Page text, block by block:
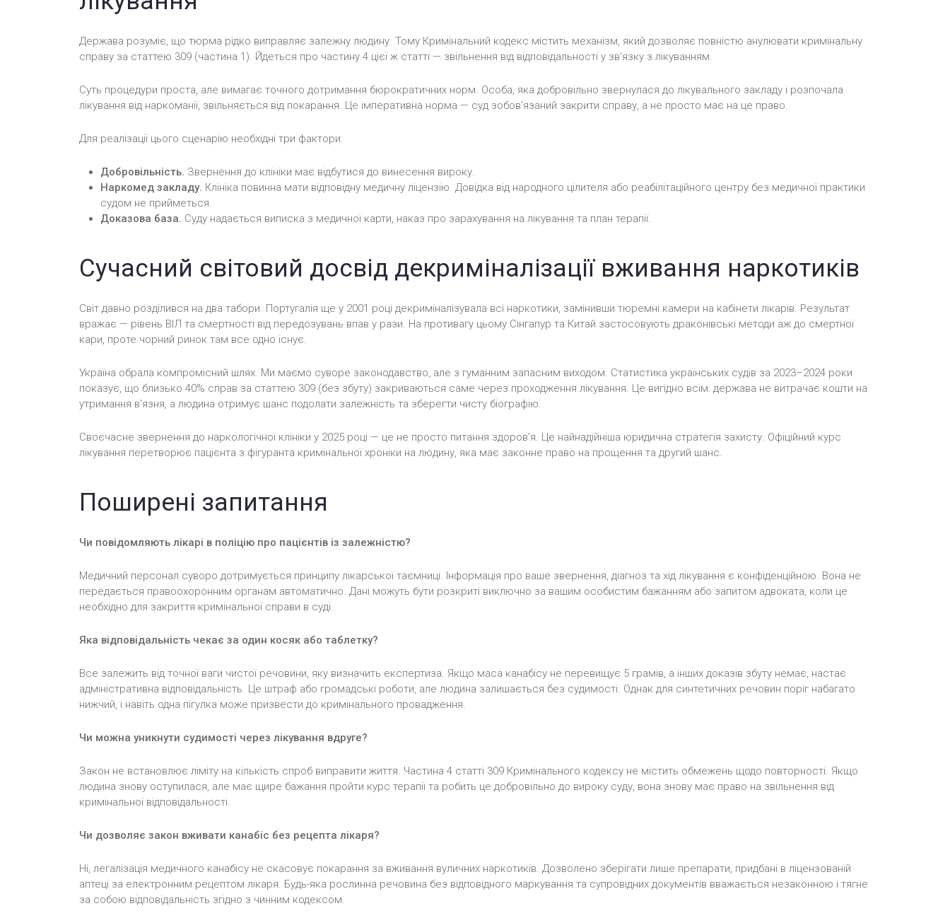
Держава розуміє, що тюрма рідко виправляє залежну людину. Тому Кримінальний кодекс містить механізм, який дозволяє повністю анулювати кримінальну
справу за статтею 309 (частина 1). Йдеться про частину 4 цієї ж статті — звільнення від відповідальності у зв’язку з лікуванням.
Суть процедури проста, але вимагає точного дотримання бюрократичних норм. Особа, яка добровільно звернулася до лікувального закладу і розпочала
лікування від наркоманії, звільняється від покарання. Це імперативна норма — суд зобов’язаний закрити справу, а не просто має на це право.
Для реалізації цього сценарію необхідні три фактори:
Добровільність. Звернення до клініки має відбутися до винесення вироку.
Наркомед закладу. Клініка повинна мати відповідну медичну ліцензію. Довідка від народного цілителя або реабілітаційного центру без медичної практики
судом не прийметься.
Доказова база. Суду надається виписка з медичної карти, наказ про зарахування на лікування та план терапії.
Сучасний світовий досвід декриміналізації вживання наркотиків
Світ давно розділився на два табори. Португалія ще у 2001 році декриміналізувала всі наркотики, замінивши тюремні камери на кабінети лікарів. Результат
вражає — рівень ВІЛ та смертності від передозувань впав у рази. На противагу цьому Сінгапур та Китай застосовують драконівські методи аж до смертної
кари, проте чорний ринок там все одно існує.
Україна обрала компромісний шлях. Ми маємо суворе законодавство, але з гуманним запасним виходом. Статистика українських судів за 2023–2024 роки
показує, що близько 40% справ за статтею 309 (без збуту) закриваються саме через проходження лікування. Це вигідно всім: держава не витрачає кошти на
утримання в’язня, а людина отримує шанс подолати залежність та зберегти чисту біографію.
Своєчасне звернення до наркологічної клініки у 2025 році — це не просто питання здоров’я. Це найнадійніша юридична стратегія захисту. Офіційний курс
лікування перетворює пацієнта з фігуранта кримінальної хроніки на людину, яка має законне право на прощення та другий шанс.
Поширені запитання
Чи повідомляють лікарі в поліцію про пацієнтів із залежністю?
Медичний персонал суворо дотримується принципу лікарської таємниці. Інформація про ваше звернення, діагноз та хід лікування є конфіденційною. Вона не
передається правоохоронним органам автоматично. Дані можуть бути розкриті виключно за вашим особистим бажанням або запитом адвоката, коли це
необхідно для закриття кримінальної справи в суді.
Яка відповідальність чекає за один косяк або таблетку?
Все залежить від точної ваги чистої речовини, яку визначить експертиза. Якщо маса канабісу не перевищує 5 грамів, а інших доказів збуту немає, настає
адміністративна відповідальність. Це штраф або громадські роботи, але людина залишається без судимості. Однак для синтетичних речовин поріг набагато
нижчий, і навіть одна пігулка може призвести до кримінального провадження.
Чи можна уникнути судимості через лікування вдруге?
Закон не встановлює ліміту на кількість спроб виправити життя. Частина 4 статті 309 Кримінального кодексу не містить обмежень щодо повторності. Якщо
людина знову оступилася, але має щире бажання пройти курс терапії та робить це добровільно до вироку суду, вона знову має право на звільнення від
кримінальної відповідальності.
Чи дозволяє закон вживати канабіс без рецепта лікаря?
Ні, легалізація медичного канабісу не скасовує покарання за вживання вуличних наркотиків. Дозволено зберігати лише препарати, придбані в ліцензованій
аптеці за електронним рецептом лікаря. Будь-яка рослинна речовина без відповідного маркування та супровідних документів вважається незаконною і тягне
за собою відповідальність згідно з чинним кодексом.